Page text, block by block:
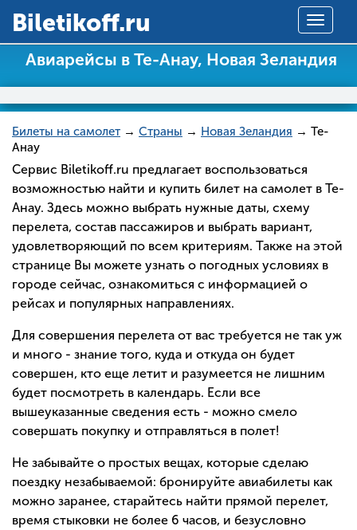
Toggle
Вiletikoff.ru
Авиарейсы в Те-Анау, Новая Зеландия
Билеты на самолет → Страны → Новая Зеландия → Те-
Анау
Сервис Biletikoff.ru предлагает воспользоваться
возможностью найти и купить билет на самолет в Те-
Анау. Здесь можно выбрать нужные даты, схему
перелета, состав пассажиров и выбрать вариант,
удовлетворяющий по всем критериям. Также на этой
странице Вы можете узнать о погодных условиях в
городе сейчас, ознакомиться с информацией о
рейсах и популярных направлениях.
Для совершения перелета от вас требуется не так уж
и много - знание того, куда и откуда он будет
совершен, кто еще летит и разумеется не лишним
будет посмотреть в календарь. Если все
вышеуказанные сведения есть - можно смело
совершать покупку и отправляться в полет!
Не забывайте о простых вещах, которые сделаю
поездку незабываемой: бронируйте авиабилеты как
можно заранее, старайтесь найти прямой перелет,
время стыковки не более 6 часов, и безусловно